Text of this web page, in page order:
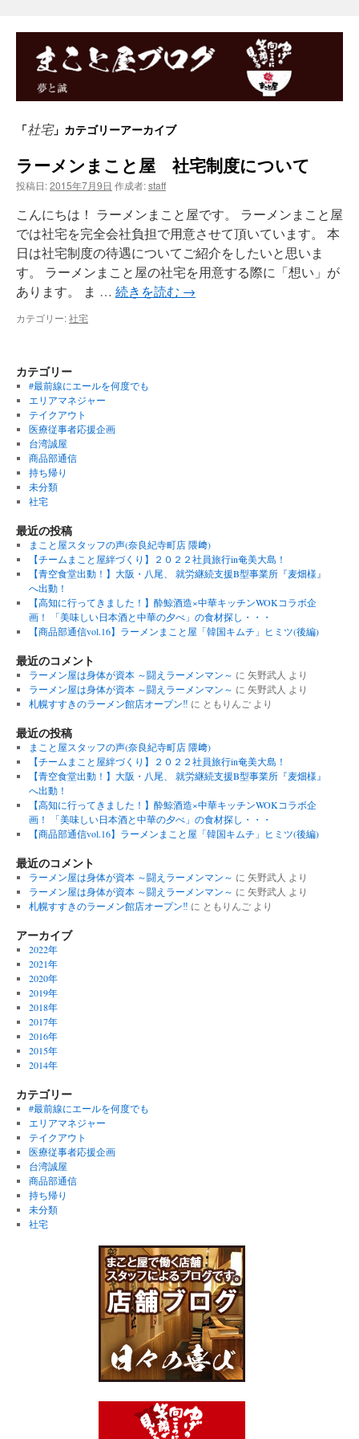
「社宅」カテゴリーアーカイブ
ラーメンまこと屋 社宅制度について
投稿日:2015年7月9日 作成者:staff
こんにちは！ ラーメンまこと屋です。 ラーメンまこと屋
では社宅を完全会社負担で用意させて頂いています。 本
日は社宅制度の待遇についてご紹介をしたいと思いま
す。 ラーメンまこと屋の社宅を用意する際に「想い」が
あります。 ま … 続きを読む →
カテゴリー:社宅
カテゴリー
#最前線にエールを何度でも
エリアマネジャー
テイクアウト
医療従事者応援企画
台湾誠屋
商品部通信
持ち帰り
未分類
社宅
最近の投稿
まこと屋スタッフの声(奈良紀寺町店 隈﨑)
【チームまこと屋絆づくり】２０２２社員旅行in奄美大島！
【青空食堂出動！】大阪・八尾、 就労継続支援B型事業所『麦畑様』
へ出動！
【高知に行ってきました！】酔鯨酒造×中華キッチンWOKコラボ企
画！ 「美味しい日本酒と中華の夕べ」の食材探し・・・
【商品部通信vol.16】ラーメンまこと屋「韓国キムチ」ヒミツ(後編)
最近のコメント
ラーメン屋は身体が資本 ～闘えラーメンマン～ に 矢野武人 より
ラーメン屋は身体が資本 ～闘えラーメンマン～ に 矢野武人 より
札幌すすきのラーメン館店オープン‼︎ に ともりんごより
最近の投稿
まこと屋スタッフの声(奈良紀寺町店 隈﨑)
【チームまこと屋絆づくり】２０２２社員旅行in奄美大島！
【青空食堂出動！】大阪・八尾、 就労継続支援B型事業所『麦畑様』
へ出動！
【高知に行ってきました！】酔鯨酒造×中華キッチンWOKコラボ企
画！ 「美味しい日本酒と中華の夕べ」の食材探し・・・
【商品部通信vol.16】ラーメンまこと屋「韓国キムチ」ヒミツ(後編)
最近のコメント
ラーメン屋は身体が資本 ～闘えラーメンマン～ に 矢野武人 より
ラーメン屋は身体が資本 ～闘えラーメンマン～ に 矢野武人 より
札幌すすきのラーメン館店オープン‼︎ に ともりんごより
アーカイブ
2022年
2021年
2020年
2019年
2018年
2017年
2016年
2015年
2014年
カテゴリー
#最前線にエールを何度でも
エリアマネジャー
テイクアウト
医療従事者応援企画
台湾誠屋
商品部通信
持ち帰り
未分類
社宅